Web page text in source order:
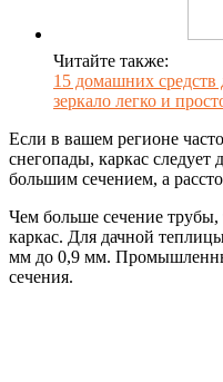
Читайте также:
15 домашних средств
зеркало легко и
Если в вашем регионе
снегопады, каркас следует
большим сечением, а
Чем больше сечение
каркас. Для дачной
мм до 0,9 мм.
сечения.